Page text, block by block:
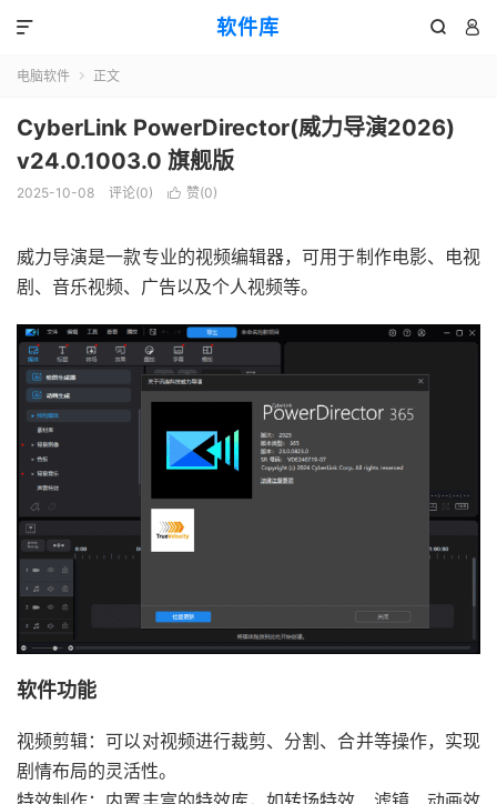
软件库  

电脑软件  正文
CyberLink PowerDirector(威力导演2026)
v24.0.1003.0 旗舰版
2025-10-08 评论(0)  赞(0)
威力导演是一款专业的视频编辑器，可用于制作电影、电视
剧、音乐视频、广告以及个人视频等。
软件功能
视频剪辑：可以对视频进行裁剪、分割、合并等操作，实现
剧情布局的灵活性。